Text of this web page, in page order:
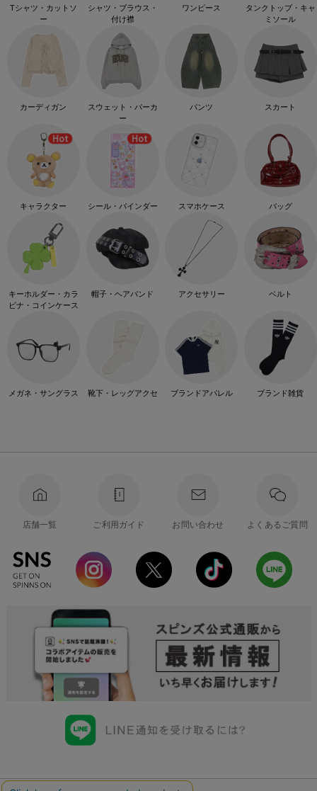
Tシャツ・カットソ
ー
シャツ・ブラウス・
付け襟
ワンピース
タンクトップ・キャ
ミソール
カーディガン
スウェット・パーカ
ー
パンツ スカート
キャラクター シール・バインダー スマホケース バッグ
キーホルダー・カラ
ビナ・コインケース
帽子・ヘアバンド アクセサリー ベルト
メガネ・サングラス 靴下・レッグアクセ ブランドアパレル ブランド雑貨
店舗一覧 ご利用ガイド お問い合わせ よくあるご質問